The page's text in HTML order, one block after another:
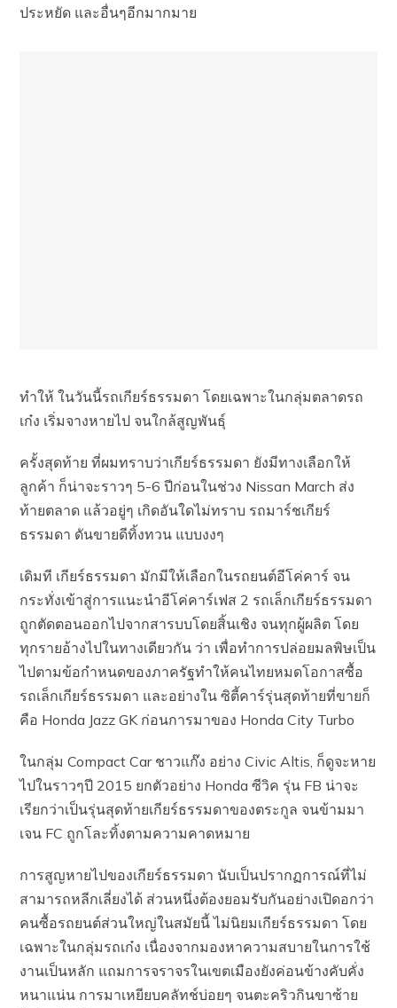
ประหยัด และอื่นๆอีกมากมาย
ทำให้ ในวันนี้รถเกียร์ธรรมดา โดยเฉพาะในกลุ่มตลาดรถ
เก๋ง เริ่มจางหายไป จนใกล้สูญพันธุ์
ครั้งสุดท้าย ที่ผมทราบว่าเกียร์ธรรมดา ยังมีทางเลือกให้
ลูกค้า ก็น่าจะราวๆ 5-6 ปีก่อนในช่วง Nissan March ส่ง
ท้ายตลาด แล้วอยู่ๆ เกิดอันใดไม่ทราบ รถมาร์ชเกียร์
ธรรมดา ดันขายดีทิ้งทวน แบบงงๆ
เดิมที เกียร์ธรรมดา มักมีให้เลือกในรถยนต์อีโค่คาร์ จน
กระทั่งเข้าสู่การแนะนำอีโค่คาร์เฟส 2 รถเล็กเกียร์ธรรมดา
ถูกตัดตอนออกไปจากสารบบโดยสิ้นเชิง จนทุกผู้ผลิต โดย
ทุกรายอ้างไปในทางเดียวกัน ว่า เพื่อทำการปล่อยมลพิษเป็น
ไปตามข้อกำหนดของภาครัฐ​ทำให้คนไทยหมดโอกาสซื้อ
รถเล็กเกียร์ธรรมดา และอย่างใน ซิตี้คาร์รุ่นสุดท้ายที่ขายก็
คือ Honda Jazz GK ก่อนการมาของ Honda City Turbo
ในกลุ่ม Compact Car ชาวแก๊ง อย่าง Civic Altis, ก็ดูจะหาย
ไปในราวๆปี 2015 ยกตัวอย่าง Honda ซีวิค รุ่น FB น่าจะ
เรียกว่าเป็นรุ่นสุดท้ายเกียร์ธรรมดาของตระกูล จนข้ามมา
เจน FC ถูกโละทิ้งตามความคาดหมาย
การสูญหายไปของเกียร์ธรรมดา นับเป็นปรากฏการณ์ที่ไม่
สามารถหลีกเลี่ยงได้ ส่วนหนึ่งต้องยอมรับกันอย่างเปิดอกว่า
คนซื้อรถยนต์ส่วนใหญ่ในสมัยนี้ ไม่นิยมเกียร์ธรรมดา โดย
เฉพาะในกลุ่มรถเก๋ง เนื่องจากมองหาความสบายในการใช้
งานเป็นหลัก แถมการจราจรในเขตเมืองยังค่อนข้างคับคั่ง
หนาแน่น การมาเหยียบคลัทช์บ่อยๆ จนตะคริวกินขาซ้าย